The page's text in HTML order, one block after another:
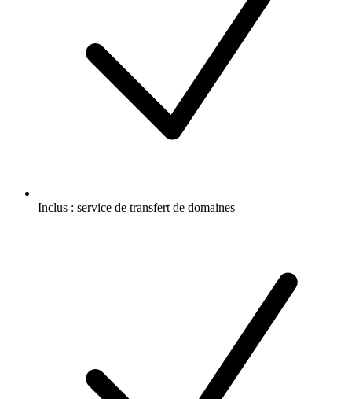
Inclus : service de transfert de domaines